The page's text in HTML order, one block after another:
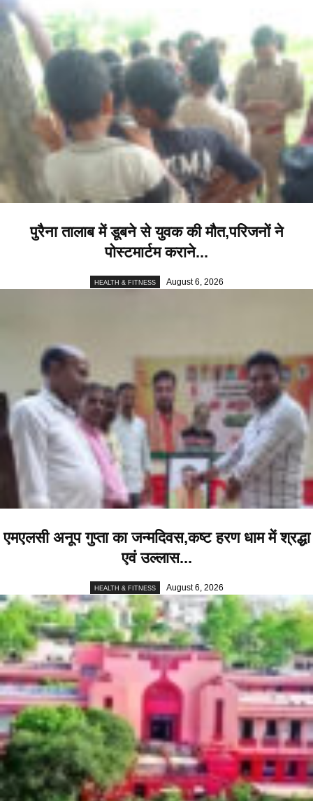
पुरैना तालाब में डूबने से युवक की मौत,परिजनों ने
पोस्टमार्टम कराने...
HEALTH & FITNESS August 6, 2026
एमएलसी अनूप गुप्ता का जन्मदिवस,कष्ट हरण धाम में श्रद्धा
एवं उल्लास...
HEALTH & FITNESS August 6, 2026